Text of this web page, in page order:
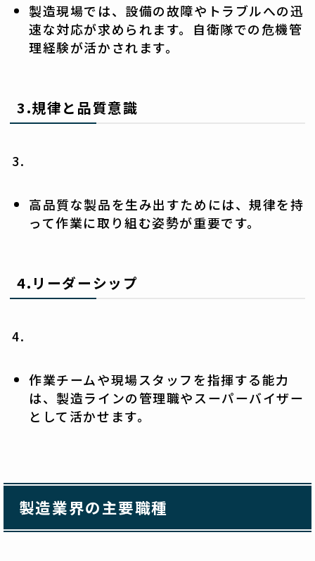
製造現場では、設備の故障やトラブルへの迅
速な対応が求められます。自衛隊での危機管
理経験が活かされます。
3.規律と品質意識
高品質な製品を生み出すためには、規律を持
って作業に取り組む姿勢が重要です。
4. リーダーシップ
作業チームや現場スタッフを指揮する能力
は、製造ラインの管理職やスーパーバイザー
として活かせます。
製造業界の主要職種